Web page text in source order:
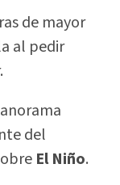
de mayor
al pedir
del
El Niño.